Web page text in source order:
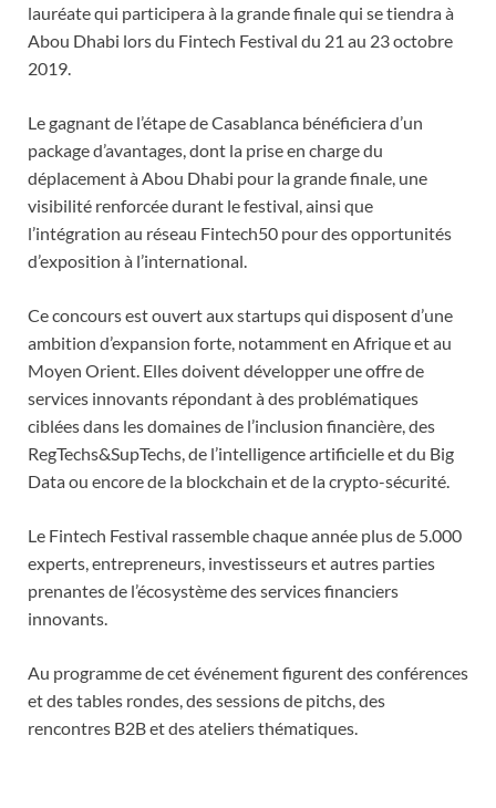
lauréate qui participera à la grande finale qui se tiendra à
Abou Dhabi lors du Fintech Festival du 21 au 23 octobre
2019.
Le gagnant de l’étape de Casablanca bénéficiera d’un
package d’avantages, dont la prise en charge du
déplacement à Abou Dhabi pour la grande finale, une
visibilité renforcée durant le festival, ainsi que
l’intégration au réseau Fintech50 pour des opportunités
d’exposition à l’international.
Ce concours est ouvert aux startups qui disposent d’une
ambition d’expansion forte, notamment en Afrique et au
Moyen Orient. Elles doivent développer une offre de
services innovants répondant à des problématiques
ciblées dans les domaines de l’inclusion financière, des
RegTechs&SupTechs, de l’intelligence artificielle et du Big
Data ou encore de la blockchain et de la crypto-sécurité.
Le Fintech Festival rassemble chaque année plus de 5.000
experts, entrepreneurs, investisseurs et autres parties
prenantes de l’écosystème des services financiers
innovants.
Au programme de cet événement figurent des conférences
et des tables rondes, des sessions de pitchs, des
rencontres B2B et des ateliers thématiques.